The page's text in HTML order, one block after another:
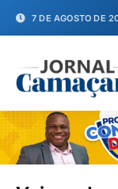
7 DE AGOSTO DE